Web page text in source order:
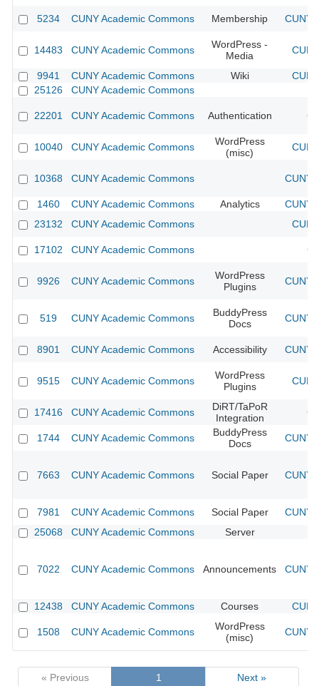
5234 CUNY Academic Commons Membership CUNY
14483 CUNY Academic Commons
WordPress -
Media
9941 CUNY Academic Commons Wiki
25126
CUNY Academic Commons
22201 CUNY Academic Commons Authentication
10040 CUNY Academic Commons
WordPress
(misc)
10368 CUNY Academic Commons CUNY
1460 CUNY Academic Commons Analytics
CUNY
23132
CUNY Academic Commons
17102 CUNY Academic Commons
9926 CUNY Academic Commons
WordPress
Plugins
CUNY
519 CUNY Academic Commons
BuddyPress
Docs
CUNY
8901 CUNY Academic Commons Accessibility CUNY
9515 CUNY Academic Commons
WordPress
Plugins
17416 CUNY Academic Commons
DiRT/TaPoR
Integration
1744 CUNY Academic Commons
BuddyPress
Docs
CUNY
7663 CUNY Academic Commons Social Paper CUNY
7981 CUNY Academic Commons Social Paper
CUNY
25068
CUNY Academic Commons Server
7022 CUNY Academic Commons Announcements CUNY
12438 CUNY Academic Commons Courses
1508 CUNY Academic Commons
WordPress
(misc)
CUNY
« Previous 1 Next »